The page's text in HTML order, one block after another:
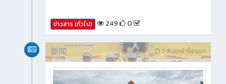
ข่าวสาร (ทั่วไป) 249 0
2 สัปดาห์ ที่ผ่านมา
新闻